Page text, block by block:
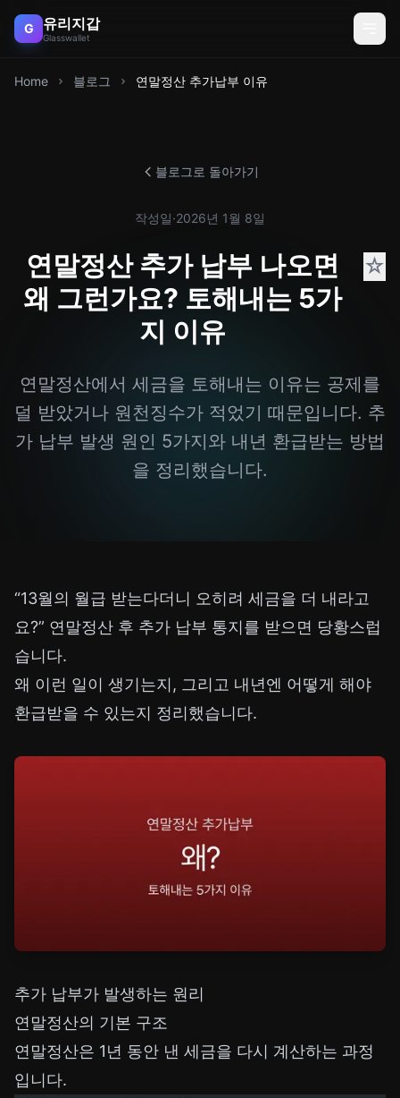
G 유리지갑
Glasswallet
Home 블로그 연말정산 추가납부 이유
블로그로 돌아가기
작성일·2026년 1월 8일
연말정산 추가 납부 나오면
왜 그런가요? 토해내는 5가
지 이유
☆
연말정산에서 세금을 토해내는 이유는 공제를
덜 받았거나 원천징수가 적었기 때문입니다. 추
가 납부 발생 원인 5가지와 내년 환급받는 방법
을 정리했습니다.
“13월의 월급 받는다더니 오히려 세금을 더 내라고
요?” 연말정산 후 추가 납부 통지를 받으면 당황스럽
습니다.
왜 이런 일이 생기는지, 그리고 내년엔 어떻게 해야
환급받을 수 있는지 정리했습니다.
추가 납부가 발생하는 원리
연말정산의 기본 구조
연말정산은 1년 동안 낸 세금을 다시 계산하는 과정
입니다.